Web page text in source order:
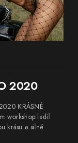
2020
KRÁSNÉ
workshop ladil
krásu a silné